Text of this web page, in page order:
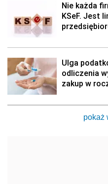
Nie każda
KSeF. Jest
Ulga
odliczenia
zakup w
pokaż